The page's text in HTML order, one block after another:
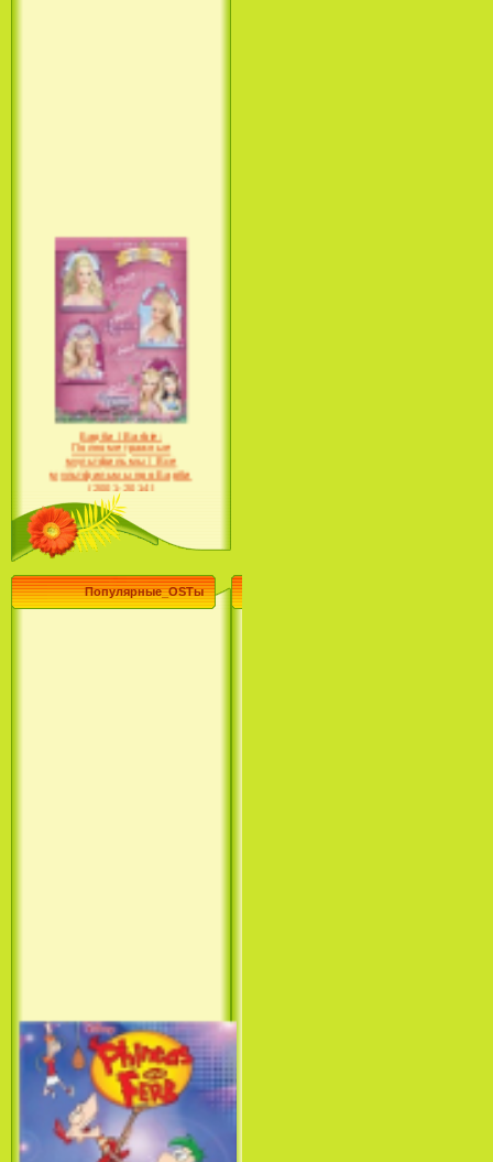
Барби / Barbie:
Полнометражные
мультфильмы / Все
мультфильмы про Барби
(2001-2014)
Фархат: Принц Персии /
Популярные_OSTы